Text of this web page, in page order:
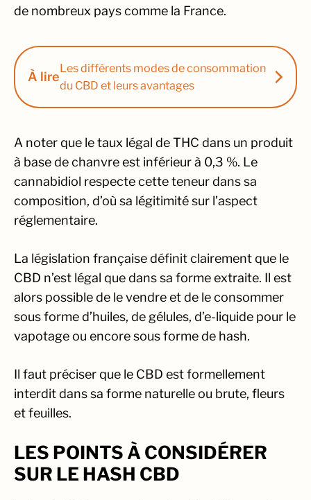
de nombreux pays comme la France.
À lire
Les différents modes de consommation
du CBD et leurs avantages
A noter que le taux légal de THC dans un produit
à base de chanvre est inférieur à 0,3 %. Le
cannabidiol respecte cette teneur dans sa
composition, d’où sa légitimité sur l’aspect
réglementaire.
La législation française définit clairement que le
CBD n’est légal que dans sa forme extraite. Il est
alors possible de le vendre et de le consommer
sous forme d’huiles, de gélules, d’e-liquide pour le
vapotage ou encore sous forme de hash.
Il faut préciser que le CBD est formellement
interdit dans sa forme naturelle ou brute, fleurs
et feuilles.
LES POINTS À CONSIDÉRER
SUR LE HASH CBD